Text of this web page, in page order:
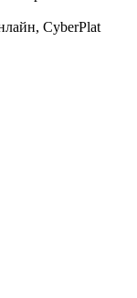
CyberPlat